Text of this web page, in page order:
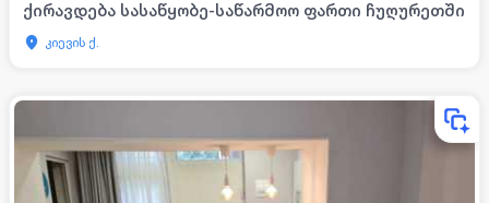
ქირავდება სასაწყობე-საწარმოო ფართი ჩუღურეთში
კიევის ქ.